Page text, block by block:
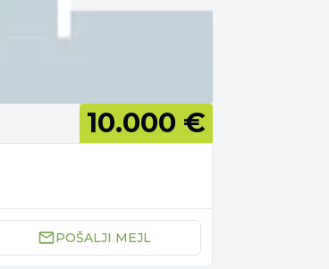
10.000 €
POŠALJI MEJL